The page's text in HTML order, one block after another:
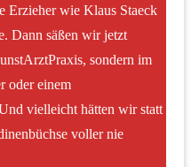
Erzieher wie Klaus Staeck
Dann säßen wir jetzt
sondern im
oder einem
vielleicht hätten wir statt
voller nie